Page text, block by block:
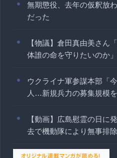
無期懲役、去年の仮釈放
だった
【物議】倉田真由美さん
体誰の命を守りたいのか」
ウクライナ軍参謀本部「
人…新規兵力の募集規模を
【動画】広島慰霊の日に
去で機動隊により無事排